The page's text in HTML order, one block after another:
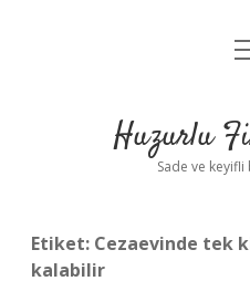
Yasal
Huzurlu
Sade ve keyifli
Etiket: Cezaevinde tek
kalabilir